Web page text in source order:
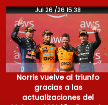
Jul 26 /26 15:38
Norris vuelve al triunfo
gracias a las
actualizaciones del